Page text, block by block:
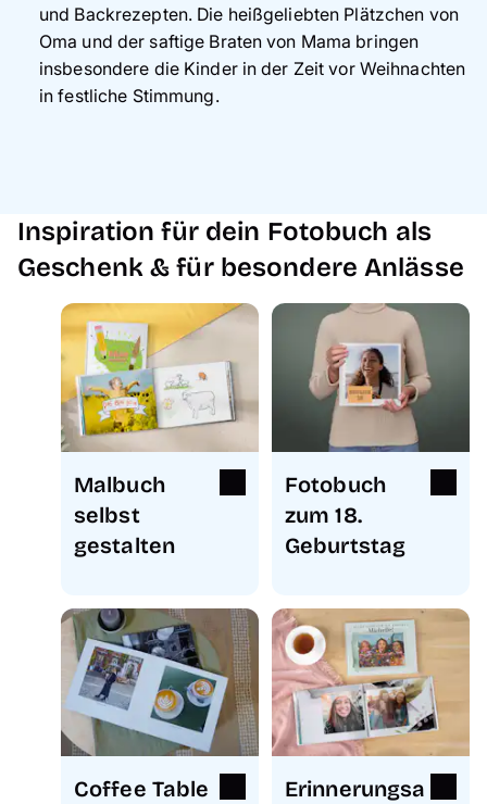
und Backrezepten. Die heißgeliebten Plätzchen von
Oma und der saftige Braten von Mama bringen
insbesondere die Kinder in der Zeit vor Weihnachten
in festliche Stimmung.
Inspiration für dein Fotobuch als
Geschenk & für besondere Anlässe
Malbuch
selbst
gestalten
Fotobuch
zum 18.
Geburtstag
Coffee Table
Erinnerungsa